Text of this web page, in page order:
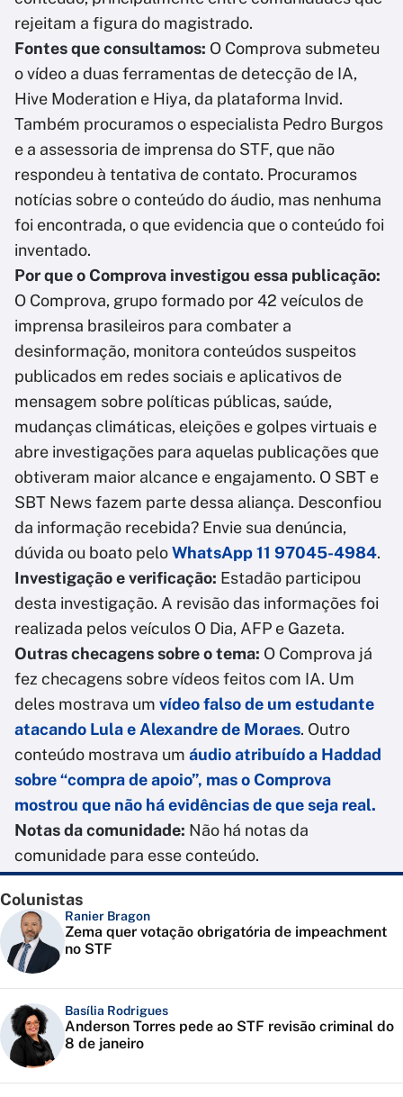
rejeitam a figura do magistrado.
Fontes que consultamos: O Comprova submeteu
o vídeo a duas ferramentas de detecção de IA,
Hive Moderation e Hiya, da plataforma Invid.
Também procuramos o especialista Pedro Burgos
e a assessoria de imprensa do STF, que não
respondeu à tentativa de contato. Procuramos
notícias sobre o conteúdo do áudio, mas nenhuma
foi encontrada, o que evidencia que o conteúdo foi
inventado.
Por que o Comprova investigou essa publicação:
O Comprova, grupo formado por 42 veículos de
imprensa brasileiros para combater a
desinformação, monitora conteúdos suspeitos
publicados em redes sociais e aplicativos de
mensagem sobre políticas públicas, saúde,
mudanças climáticas, eleições e golpes virtuais e
abre investigações para aquelas publicações que
obtiveram maior alcance e engajamento. O SBT e
SBT News fazem parte dessa aliança. Desconfiou
da informação recebida? Envie sua denúncia,
dúvida ou boato peloWhatsApp 11 97045-4984.
Investigação e verificação: Estadão participou
desta investigação. A revisão das informações foi
realizada pelos veículos O Dia, AFP e Gazeta.
Outras checagens sobre o tema: O Comprova já
fez checagens sobre vídeos feitos com IA. Um
deles mostrava um vídeo falso de um estudante
atacando Lula e Alexandre de Moraes. Outro
conteúdo mostrava um áudio atribuído a Haddad
sobre “compra de apoio”, mas o Comprova
mostrou que não há evidências de que seja real.
Notas da comunidade: Não há notas da
comunidade para esse conteúdo.
Colunistas
Ranier Bragon
Zema quer votação obrigatória de impeachment
no STF
Basília Rodrigues
Anderson Torres pede ao STF revisão criminal do
8 de janeiro